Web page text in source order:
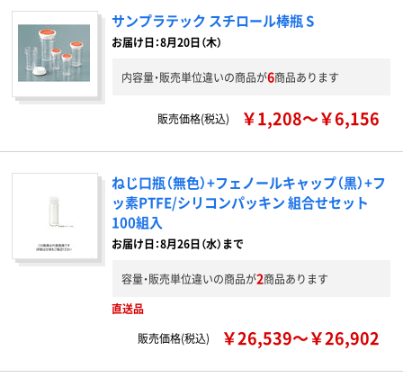
サンプラテック スチロール棒瓶 S
お届け日：8月20日（木）
内容量・販売単位違いの商品が6商品あります
販売価格(税込) ￥1,208～￥6,156
ねじ口瓶（無色）+フェノールキャップ（黒）+フ
ッ素PTFE/シリコンパッキン 組合せセット
100組入
お届け日：8月26日（水）まで
容量・販売単位違いの商品が2商品あります
直送品
販売価格(税込)
￥26,539～￥26,902